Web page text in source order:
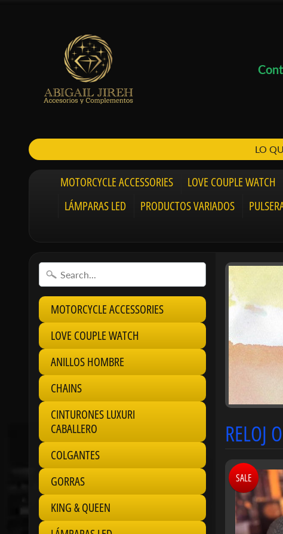
LO
MOTORCYCLE ACCESSORIES LOVE COUPLE WATCH
LÁMPARAS LED
PRODUCTOS VARIADOS
MOTORCYCLE ACCESSORIES
LOVE COUPLE WATCH
ANILLOS HOMBRE
CHAINS
CINTURONES LUXURI
CABALLERO
COLGANTES
GORRAS
KING & QUEEN
RELOJ
SALE